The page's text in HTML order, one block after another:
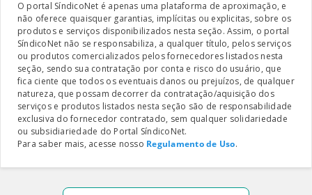
O portal SíndicoNet é apenas uma plataforma de aproximação, e
não oferece quaisquer garantias, implícitas ou explicitas, sobre os
produtos e serviços disponibilizados nesta seção. Assim, o portal
SíndicoNet não se responsabiliza, a qualquer título, pelos serviços
ou produtos comercializados pelos fornecedores listados nesta
seção, sendo sua contratação por conta e risco do usuário, que
fica ciente que todos os eventuais danos ou prejuízos, de qualquer
natureza, que possam decorrer da contratação/aquisição dos
serviços e produtos listados nesta seção são de responsabilidade
exclusiva do fornecedor contratado, sem qualquer solidariedade
ou subsidiariedade do Portal SíndicoNet.
Para saber mais, acesse nosso Regulamento de Uso.